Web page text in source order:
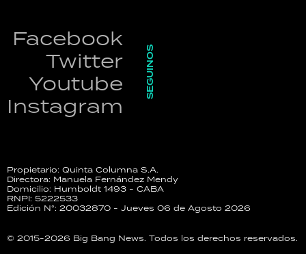
Facebook
Twitter
Youtube
Instagram
SEGUINOS
Propietario: Quinta Columna S.A.
Directora: Manuela Fernández Mendy
Domicilio: Humboldt 1493 - CABA
RNPI: 5222533
Edición N°: 20032870 - Jueves 06 de Agosto 2026
© 2015-2026 Big Bang News. Todos los derechos reservados.